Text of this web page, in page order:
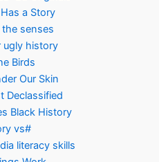
a Story
senses
ugly history
Birds
Our Skin
Declassified
Black History
vs#
literacy skills